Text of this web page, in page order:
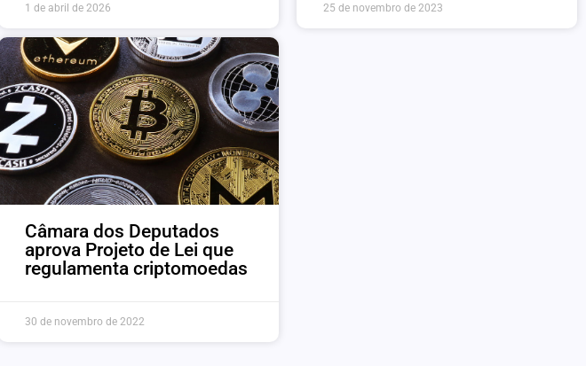
1 de abril de 2026 25 de novembro de 2023
Câmara dos Deputados
aprova Projeto de Lei que
regulamenta criptomoedas
30 de novembro de 2022